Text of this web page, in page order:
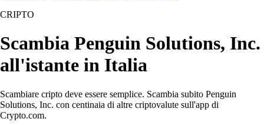
CRIPTO
Scambia Penguin Solutions, Inc.
all'istante in Italia
Scambiare cripto deve essere semplice. Scambia subito Penguin
Solutions, Inc. con centinaia di altre criptovalute sull'app di
Crypto.com.